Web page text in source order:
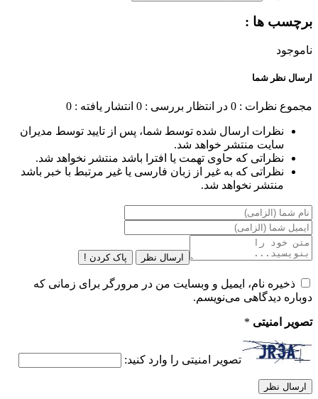
برچسب ها :
ناموجود
ارسال نظر شما
مجموع نظرات : 0 در انتظار بررسی : 0 انتشار یافته : 0
نظرات ارسال شده توسط شما، پس از تایید توسط مدیران
سایت منتشر خواهد شد.
نظراتی که حاوی تهمت یا افترا باشد منتشر نخواهد شد.
نظراتی که به غیر از زبان فارسی یا غیر مرتبط با خبر باشد
منتشر نخواهد شد.
ارسال نظر پاک کردن !
ذخیره نام، ایمیل و وبسایت من در مرورگر برای زمانی که
دوباره دیدگاهی می‌نویسم.
تصویر امنیتی *
تصویر امنیتی را وارد کنید: